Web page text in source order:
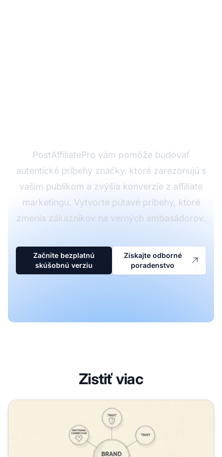
PostAffiliatePro vám pomôže budovať
autentické príbehy značky, ktoré zarezonujú s
vaším publikom a zvýšia konverzie z affiliate
marketingu. Vytvorte pútavé príbehy, ktoré
zmenia zákazníkov na verných ambasádorov.
Začnite bezplatnú
skúšobnú verziu
Získajte odborné
poradenstvo
Zistiť viac
Čo je vernosť značke? Definícia, výhody a ako ju budovať